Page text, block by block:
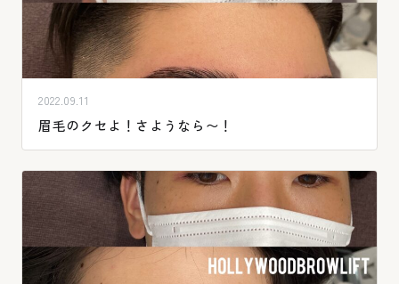
ご予約
2022.09.11
眉毛のクセよ！さようなら〜！